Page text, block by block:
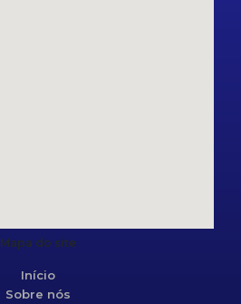
Mapa do site
Início
Sobre nós